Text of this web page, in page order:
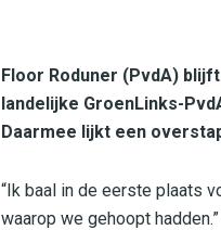
Floor Roduner (PvdA)
landelijke GroenLinks-
Daarmee lijkt een
“Ik baal in de eerste plaats
waarop we gehoopt